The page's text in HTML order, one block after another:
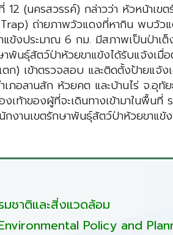
(นครสวรรค์) กล่าวว่า หัวหน้าเ
ถ่ายภาพวัวแดงที่หากิน พบวัว
ข้งประมาณ 6 กม. มีสภาพเป็นป่าเ
ธุ์สัตว์ป่าห้วยขาแข้งได้รับแจ้งเมื่
เข้าตรวจสอบ และติดตั้งป้ายแจ้ง
เภอลานสัก ห้วยคต และบ้านไร่ จ.
เท้าของผู้ที่จะเดินทางเข้ามาในพื้
กงานเขตรักษาพันธุ์สัตว์ป่าห้วยขา
มชาติและสิ่งแวดล้อม
Policy and